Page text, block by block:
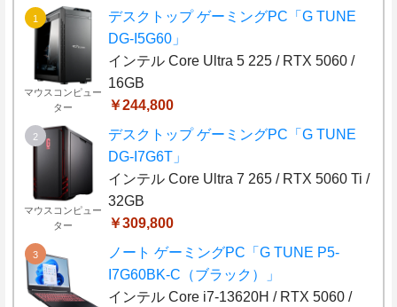
マウスコンピュー
ター
デスクトップ ゲーミングPC「G TUNE
DG-I5G60」
インテル Core Ultra 5 225 / RTX 5060 /
16GB
￥244,800
マウスコンピュー
ター
デスクトップ ゲーミングPC「G TUNE
DG-I7G6T」
インテル Core Ultra 7 265 / RTX 5060 Ti /
32GB
￥309,800
ノート ゲーミングPC「G TUNE P5-
I7G60BK-C（ブラック）」
インテル Core i7-13620H / RTX 5060 /